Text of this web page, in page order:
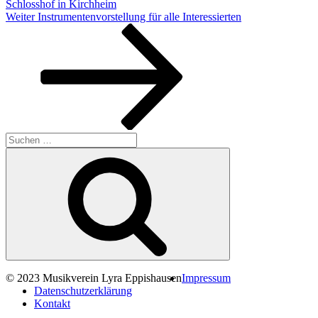
Schlosshof in Kirchheim
Nächster
Weiter Instrumentenvorstellung für alle Interessierten
Suche
nach:
© 2023 Musikverein Lyra EppishausenImpressum
Datenschutzerklärung
Kontakt